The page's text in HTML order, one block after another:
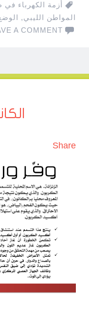
أزمة الكهرباء
المواطن الليبي,
A COMMENT
Share